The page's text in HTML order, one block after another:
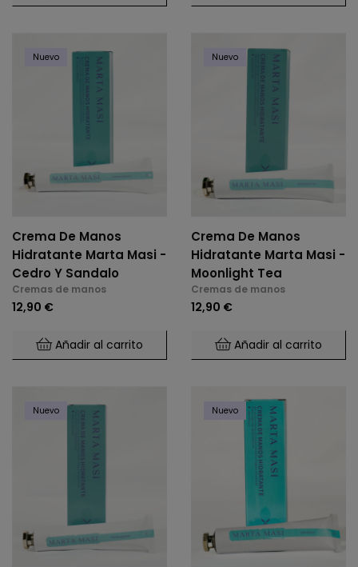
Nuevo
Crema De Manos
Hidratante Marta Masi -
Cedro Y Sandalo
Cremas de manos
12,90 €
Añadir al carrito
Nuevo
Crema De Manos
Hidratante Marta Masi -
Moonlight Tea
Cremas de manos
12,90 €
Añadir al carrito
Nuevo Nuevo